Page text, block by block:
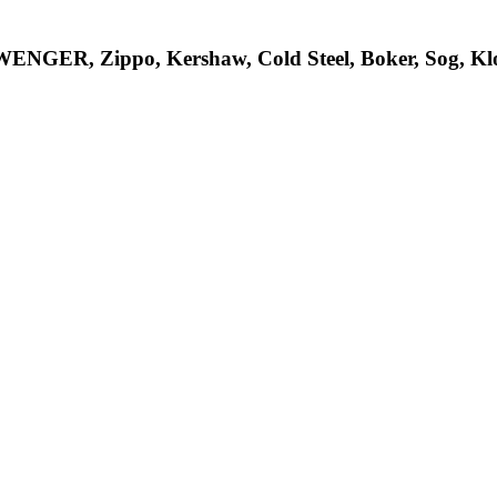
Zippo, Kershaw, Cold Steel, Boker, Sog,